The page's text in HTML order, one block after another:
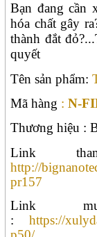
Bạn đang cần
hóa chất gây
thành đắt
quyết
Tên sản phẩm:
Mã hàng : N-
Thương hiệu :
Link
http://
pr157
Link
: https://